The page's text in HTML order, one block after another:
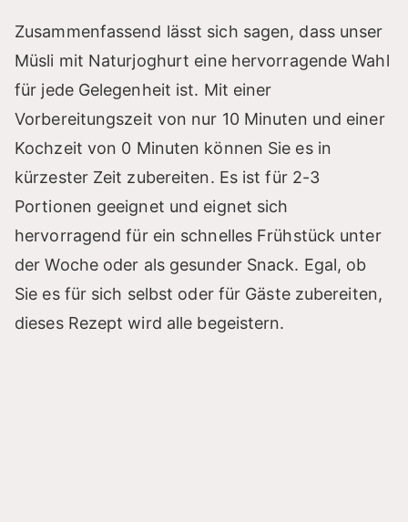
Zusammenfassend lässt sich sagen, dass unser
Müsli mit Naturjoghurt eine hervorragende Wahl
für jede Gelegenheit ist. Mit einer
Vorbereitungszeit von nur 10 Minuten und einer
Kochzeit von 0 Minuten können Sie es in
kürzester Zeit zubereiten. Es ist für 2-3
Portionen geeignet und eignet sich
hervorragend für ein schnelles Frühstück unter
der Woche oder als gesunder Snack. Egal, ob
Sie es für sich selbst oder für Gäste zubereiten,
dieses Rezept wird alle begeistern.